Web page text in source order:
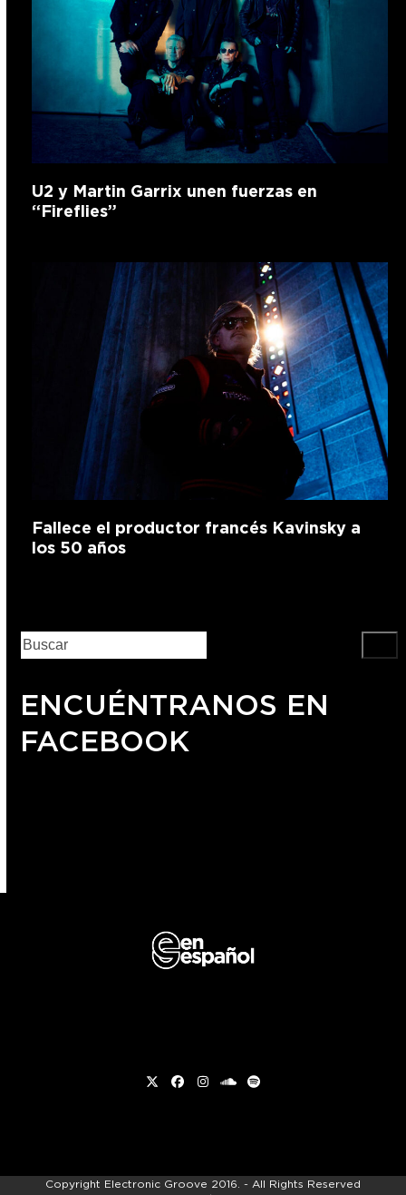
U2 y Martin Garrix unen fuerzas en
“Fireflies”
Fallece el productor francés Kavinsky a
los 50 años
ENCUÉNTRANOS EN
FACEBOOK
TwitterFacebook
Instagram
soundcloud
Spotify
Copyright Electronic Groove 2016. - All Rights Reserved